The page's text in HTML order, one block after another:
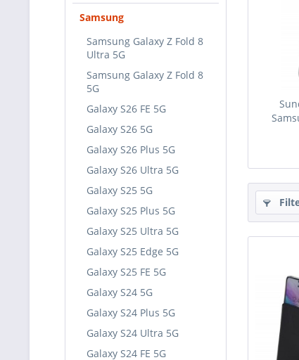
Samsung
Samsung Galaxy Z Fold 8
Ultra 5G
Samsung Galaxy Z Fold 8
5G
Galaxy S26 FE 5G
Galaxy S26 5G
Galaxy S26 Plus 5G
Galaxy S26 Ultra 5G
Galaxy S25 5G
Galaxy S25 Plus 5G
Galaxy S25 Ultra 5G
Galaxy S25 Edge 5G
Galaxy S25 FE 5G
Galaxy S24 5G
Galaxy S24 Plus 5G
Galaxy S24 Ultra 5G
Galaxy S24 FE 5G